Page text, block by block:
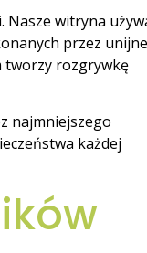
Nasze witryna
przez unijne
tworzy rozgrywkę
najmniejszego
każdej